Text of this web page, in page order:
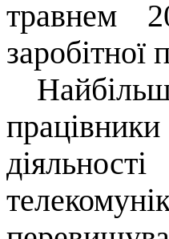
травнем
заробітної